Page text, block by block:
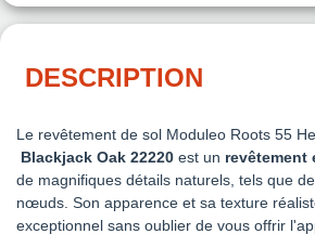
DESCRIPTION
Le revêtement de sol Moduleo Roots 55
Blackjack Oak 22220 est un revêtement
de magnifiques détails naturels, tels que
nœuds. Son apparence et sa texture
exceptionnel sans oublier de vous offrir